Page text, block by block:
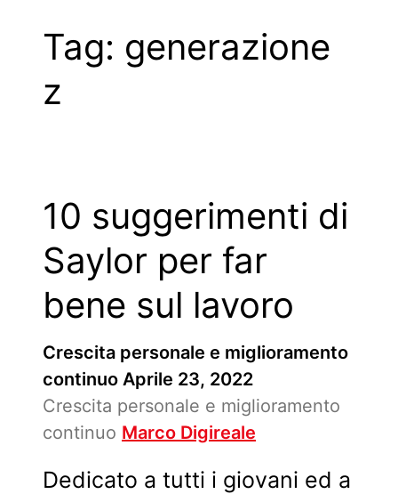
Tag: generazione
z
10 suggerimenti di
Saylor per far
bene sul lavoro
Crescita personale e miglioramento
continuo Aprile 23, 2022
Crescita personale e miglioramento
continuo Marco Digireale
Dedicato a tutti i giovani ed a